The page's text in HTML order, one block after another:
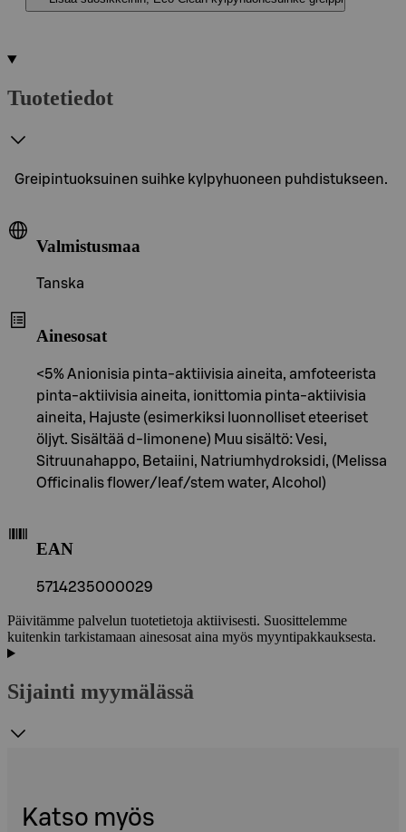
Tuotetiedot
Greipintuoksuinen suihke kylpyhuoneen puhdistukseen.
Valmistusmaa
Tanska
Ainesosat
<5% Anionisia pinta-aktiivisia aineita, amfoteerista
pinta-aktiivisia aineita, ionittomia pinta-aktiivisia
aineita, Hajuste (esimerkiksi luonnolliset eteeriset
öljyt. Sisältää d-limonene) Muu sisältö: Vesi,
Sitruunahappo, Betaiini, Natriumhydroksidi, (Melissa
Officinalis flower/leaf/stem water, Alcohol)
EAN
5714235000029
Päivitämme palvelun tuotetietoja aktiivisesti. Suosittelemme
kuitenkin tarkistamaan ainesosat aina myös myyntipakkauksesta.
Sijainti myymälässä
Katso myös